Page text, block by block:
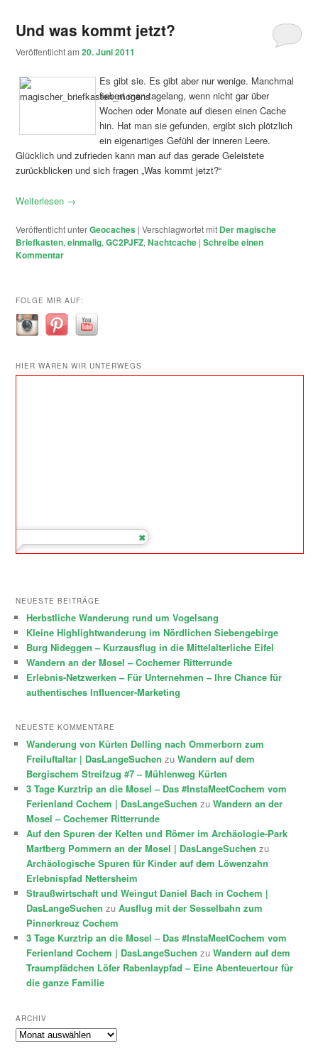
Und was kommt jetzt?
Veröffentlicht am20. Juni 2011
Es gibt sie. Es gibt aber nur wenige. Manchmal
fiebert man tagelang, wenn nicht gar über
Wochen oder Monate auf diesen einen Cache
hin. Hat man sie gefunden, ergibt sich plötzlich
ein eigenartiges Gefühl der inneren Leere.
Glücklich und zufrieden kann man auf das gerade Geleistete
zurückblicken und sich fragen „Was kommt jetzt?“
Weiterlesen →
Veröffentlicht unterGeocaches |Verschlagwortet mit Der magische
Briefkasten,einmalig,GC2PJFZ,Nachtcache |Schreibe einen
Kommentar
FOLGE MIR AUF:
HIER WAREN WIR UNTERWEGS
NEUESTE BEITRÄGE
Herbstliche Wanderung rund um Vogelsang
Kleine Highlightwanderung im Nördlichen Siebengebirge
Burg Nideggen – Kurzausflug in die Mittelalterliche Eifel
Wandern an der Mosel – Cochemer Ritterrunde
Erlebnis-Netzwerken – Für Unternehmen – Ihre Chance für
authentisches Influencer-Marketing
NEUESTE KOMMENTARE
Wanderung von Kürten Delling nach Ommerborn zum
Freiluftaltar | DasLangeSuchen zuWandern auf dem
Bergischem Streifzug #7 – Mühlenweg Kürten
3 Tage Kurztrip an die Mosel – Das #InstaMeetCochem vom
Ferienland Cochem | DasLangeSuchen zuWandern an der
Mosel – Cochemer Ritterrunde
Auf den Spuren der Kelten und Römer im Archäologie-Park
Martberg Pommern an der Mosel | DasLangeSuchen zu
Archäologische Spuren für Kinder auf dem Löwenzahn
Erlebnispfad Nettersheim
Straußwirtschaft und Weingut Daniel Bach in Cochem |
DasLangeSuchen zuAusflug mit der Sesselbahn zum
Pinnerkreuz Cochem
3 Tage Kurztrip an die Mosel – Das #InstaMeetCochem vom
Ferienland Cochem | DasLangeSuchen zuWandern auf dem
Traumpfädchen Löfer Rabenlaypfad – Eine Abenteuertour für
die ganze Familie
ARCHIV
Archiv